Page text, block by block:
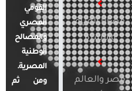
قضايا المرأة
والأسرة
مصر والعالم
القومي
المصري
والمصالح
الوطنية
المصرية.
ومن ثم